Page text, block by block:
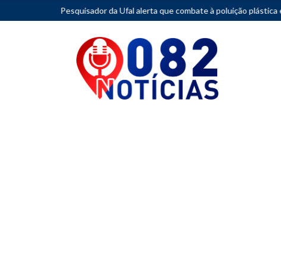
Pesquisador da Ufal alerta que combate à poluição plástica exige redução da